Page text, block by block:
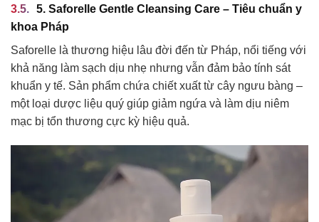
5. Saforelle Gentle Cleansing Care – Tiêu chuẩn y
khoa Pháp
Saforelle là thương hiệu lâu đời đến từ Pháp, nổi tiếng với
khả năng làm sạch dịu nhẹ nhưng vẫn đảm bảo tính sát
khuẩn y tế. Sản phẩm chứa chiết xuất từ cây ngưu bàng –
một loại dược liệu quý giúp giảm ngứa và làm dịu niêm
mạc bị tổn thương cực kỳ hiệu quả.